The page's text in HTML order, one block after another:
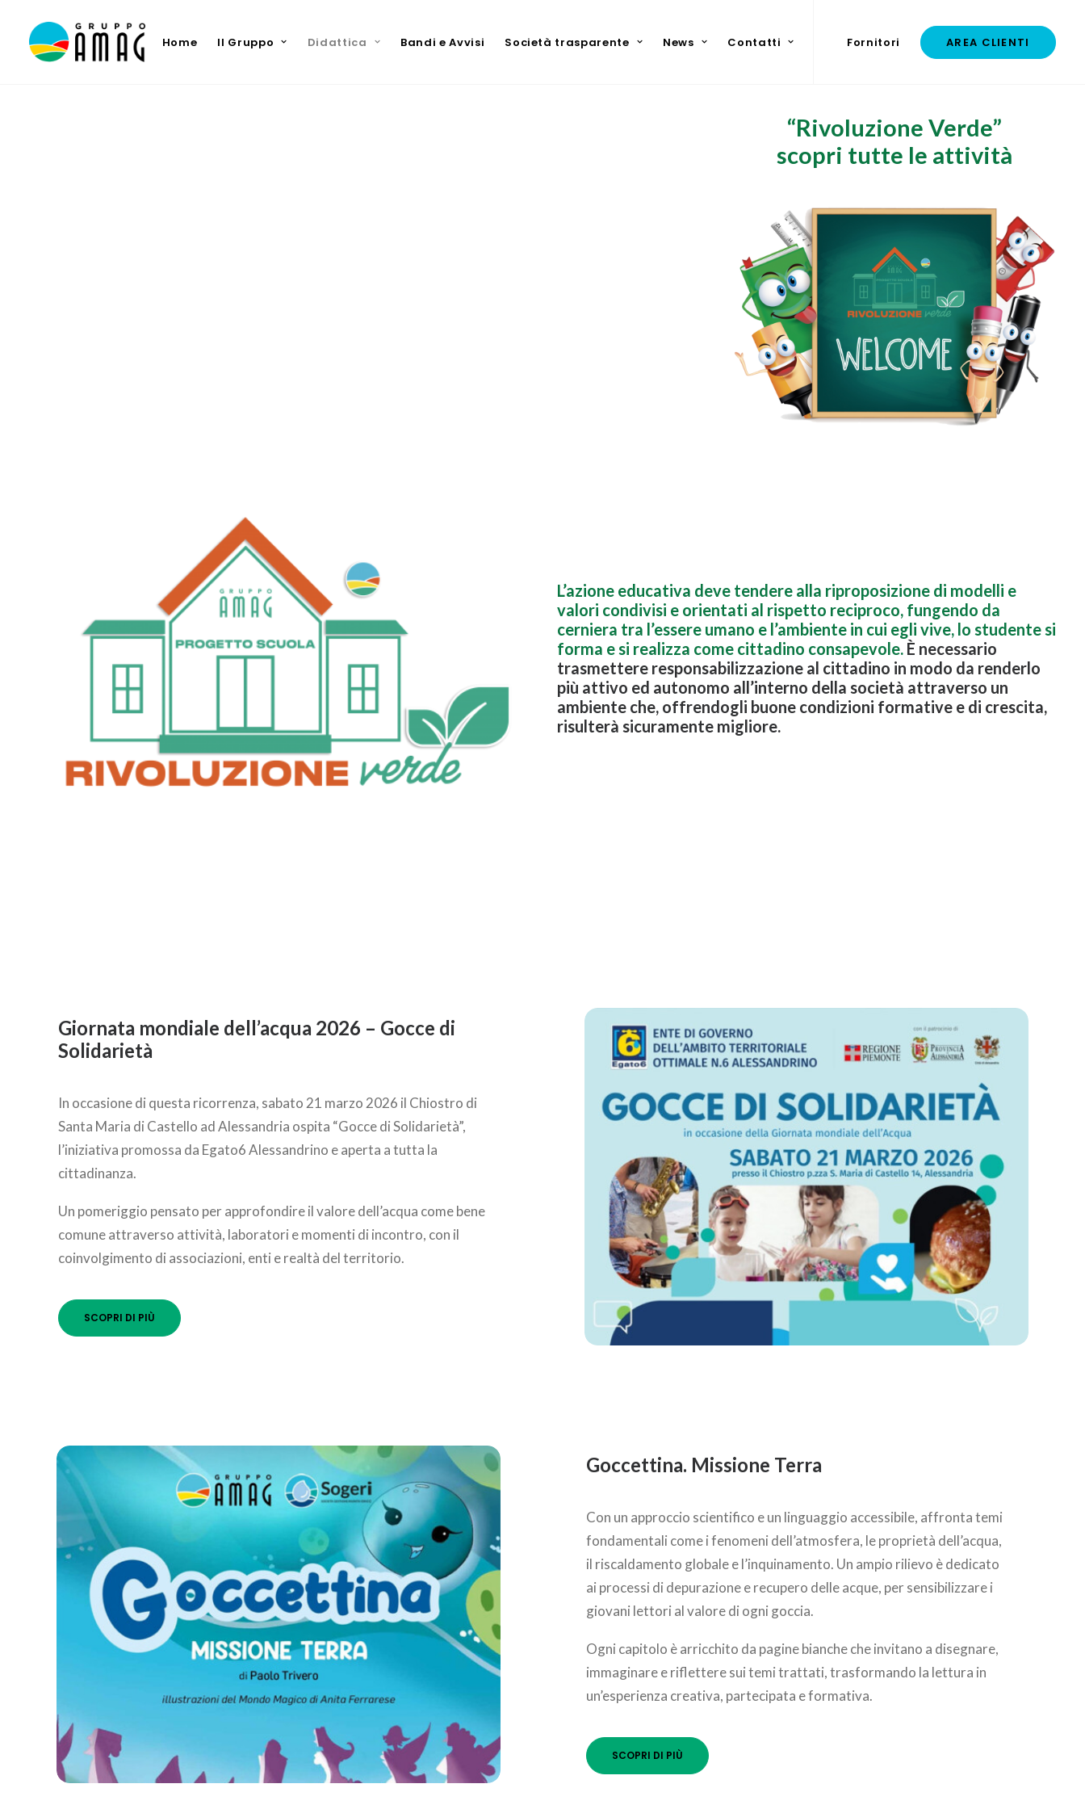
Home Il Gruppo Didattica Bandi e Avvisi Società trasparente News Contatti Fornitori AREA CLIENTI
“Rivoluzione Verde”
scopri tutte le attività
L’azione educativa deve tendere alla riproposizione di modelli e
valori condivisi e orientati al rispetto reciproco, fungendo da
cerniera tra l’essere umano e l’ambiente in cui egli vive, lo studente si
forma e si realizza come cittadino consapevole. È necessario
trasmettere responsabilizzazione al cittadino in modo da renderlo
più attivo ed autonomo all’interno della società attraverso un
ambiente che, offrendogli buone condizioni formative e di crescita,
risulterà sicuramente migliore.
Giornata mondiale dell’acqua 2026 – Gocce di
Solidarietà
In occasione di questa ricorrenza, sabato 21 marzo 2026 il Chiostro di
Santa Maria di Castello ad Alessandria ospita “Gocce di Solidarietà”,
l’iniziativa promossa da Egato6 Alessandrino e aperta a tutta la
cittadinanza.
Un pomeriggio pensato per approfondire il valore dell’acqua come bene
comune attraverso attività, laboratori e momenti di incontro, con il
coinvolgimento di associazioni, enti e realtà del territorio.
SCOPRI DI PIÙ
Goccettina. Missione Terra
Con un approccio scientifico e un linguaggio accessibile, affronta temi
fondamentali come i fenomeni dell’atmosfera, le proprietà dell’acqua,
il riscaldamento globale e l’inquinamento. Un ampio rilievo è dedicato
ai processi di depurazione e recupero delle acque, per sensibilizzare i
giovani lettori al valore di ogni goccia.
Ogni capitolo è arricchito da pagine bianche che invitano a disegnare,
immaginare e riflettere sui temi trattati, trasformando la lettura in
un’esperienza creativa, partecipata e formativa.
SCOPRI DI PIÙ